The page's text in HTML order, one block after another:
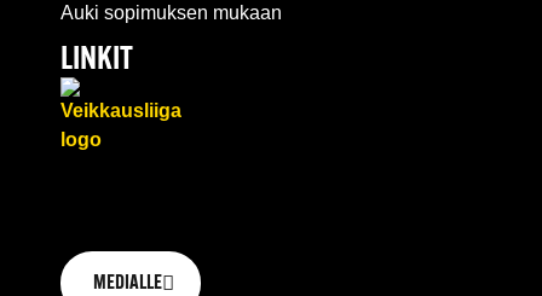
Auki sopimuksen mukaan
LINKIT
MEDIALLE